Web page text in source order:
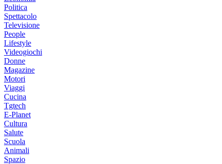
Politica
Spettacolo
Televisione
People
Lifestyle
Videogiochi
Donne
Magazine
Motori
Viaggi
Cucina
Tgtech
E-Planet
Cultura
Salute
Scuola
Animali
Spazio